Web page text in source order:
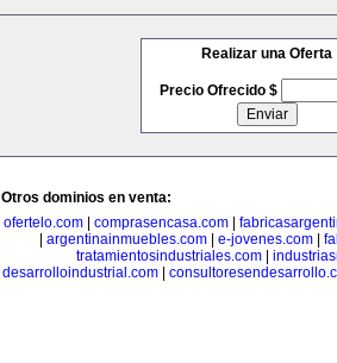
Realizar una Oferta
Precio Ofrecido $
Otros dominios en venta:
ofertelo.com| comprasencasa.com|
argentinainmuebles.com| e-jovenes.com|
tratamientosindustriales.com
desarrolloindustrial.com|